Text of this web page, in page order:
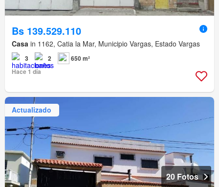
Bs 139.529.110
Casa in 1162, Catia la Mar, Municipio Vargas, Estado Vargas
3 2
650 m²
Hace 1 día
Actualizado
20 Fotos